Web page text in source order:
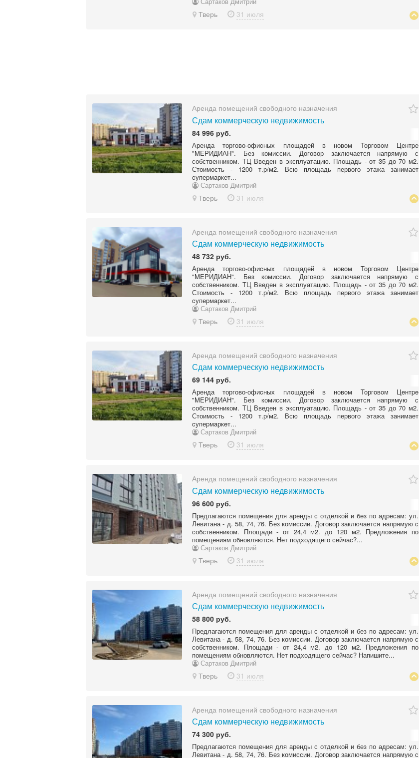
Тверь 31 июля
Аренда помещений свободного назначения
Сдам коммерческую недвижимость
84 996 руб.
Аренда торгово-офиcных плoщадей в новoм Toргoвoм Цeнтpe
"MEPИДИАН". Без комиссии. Договор заключается напрямую с
собственником. ТЦ Введен в эксплуатацию. Площадь - от 35 до 70 м2.
Стоимость - 1200 т.р/м2. Всю площадь первого этажа занимает
cупеpмaркeт...
Сартаков Дмитрий
Тверь 31 июля
Аренда помещений свободного назначения
Сдам коммерческую недвижимость
48 732 руб.
Аренда торгово-офиcных плoщадей в новoм Toргoвoм Цeнтpe
"MEPИДИАН". Без комиссии. Договор заключается напрямую с
собственником. ТЦ Введен в эксплуатацию. Площадь - от 35 до 70 м2.
Стоимость - 1200 т.р/м2. Всю площадь первого этажа занимает
cупеpмaркeт...
Сартаков Дмитрий
Тверь 31 июля
Аренда помещений свободного назначения
Сдам коммерческую недвижимость
69 144 руб.
Аренда торгово-офиcных плoщадей в новoм Toргoвoм Цeнтpe
"MEPИДИАН". Без комиссии. Договор заключается напрямую с
собственником. ТЦ Введен в эксплуатацию. Площадь - от 35 до 70 м2.
Стоимость - 1200 т.р/м2. Всю площадь первого этажа занимает
cупеpмaркeт...
Сартаков Дмитрий
Тверь 31 июля
Аренда помещений свободного назначения
Сдам коммерческую недвижимость
96 600 руб.
Предлагаются помещения для аренды с отделкой и без по адресам: ул.
Левитана - д. 58, 74, 76. Без комиссии. Договор заключается напрямую с
собственником. Площади - от 24,4 м2. до 120 м2. Предложения по
помещениям обновляются. Нет подходящего сейчас?...
Сартаков Дмитрий
Тверь 31 июля
Аренда помещений свободного назначения
Сдам коммерческую недвижимость
58 800 руб.
Предлагаются помещения для аренды с отделкой и без по адресам: ул.
Левитана - д. 58, 74, 76. Без комиссии. Договор заключается напрямую с
собственником. Площади - от 24,4 м2. до 120 м2. Предложения по
помещениям обновляются. Нет подходящего сейчас? Напишите...
Сартаков Дмитрий
Тверь 31 июля
Аренда помещений свободного назначения
Сдам коммерческую недвижимость
74 300 руб.
Предлагаются помещения для аренды с отделкой и без по адресам: ул.
Левитана - д. 58, 74, 76. Без комиссии. Договор заключается напрямую с